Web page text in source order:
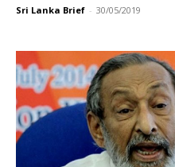
Sri Lanka Brief - 30/05/2019